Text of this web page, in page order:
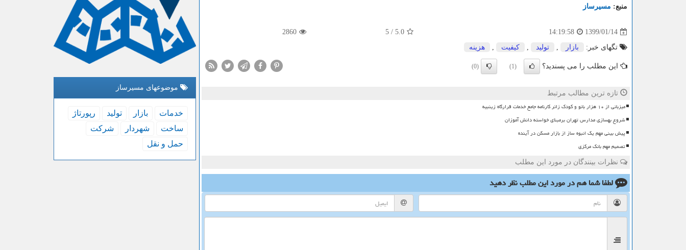
منبع: مسیرساز
1399/01/14
14:19:58
5.0
/
5
2860
تگهای خبر: بازار , تولید , كیفیت , هزینه
این مطلب را می پسندید؟ (1)
(0)
تازه ترین مطالب مرتبط
میزبانی از ۱۰ هزار بانو و کودک زائر کارنامه جامع خدمات قرارگاه زینبیه
شروع بهسازی مدارس تهران برمبنای خواسته دانش آموزان
پیش بینی مهم یک انبوه ساز از بازار مسکن در آینده
تصمیم مهم بانک مرکزی
نظرات بینندگان در مورد این مطلب
لطفا شما همدر مورد این مطلبنظر دهید
موضوعهای مسیرساز
خدمات بازار تولید
رپورتاژ
ساخت
شهردار
شركت
حمل و نقل